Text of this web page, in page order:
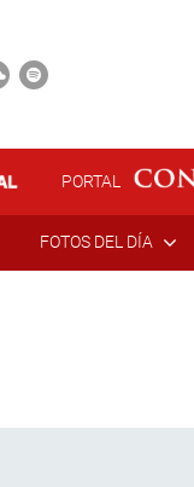
PORTAL
FOTOS DEL DÍA